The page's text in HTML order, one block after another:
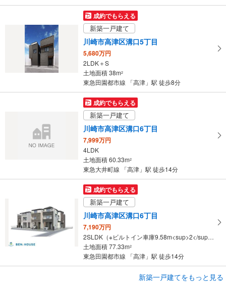
存
成約でもらえる
新築一戸建て
川崎市高津区溝口5丁目
5,680万円
2LDK＋S
土地面積 38m2
東急田園都市線 「高津」駅 徒歩8分
成約でもらえる
新築一戸建て
川崎市高津区溝口6丁目
7,999万円
4LDK
土地面積 60.33m2
東急大井町線 「高津」駅 徒歩14分
成約でもらえる
新築一戸建て
川崎市高津区溝口6丁目
7,190万円
2SLDK（※ビルトイン車庫9.58m<sup>2</sup>）
土地面積 77.33m2
東急田園都市線 「高津」駅 徒歩14分
新築一戸建てをもっと見る